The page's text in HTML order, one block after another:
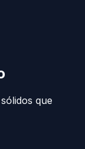
que